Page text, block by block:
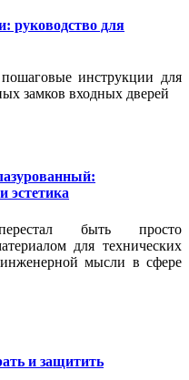
руководство для
инструкции для
замков входных дверей
эстетика
быть просто
для технических
мысли в сфере
и защитить